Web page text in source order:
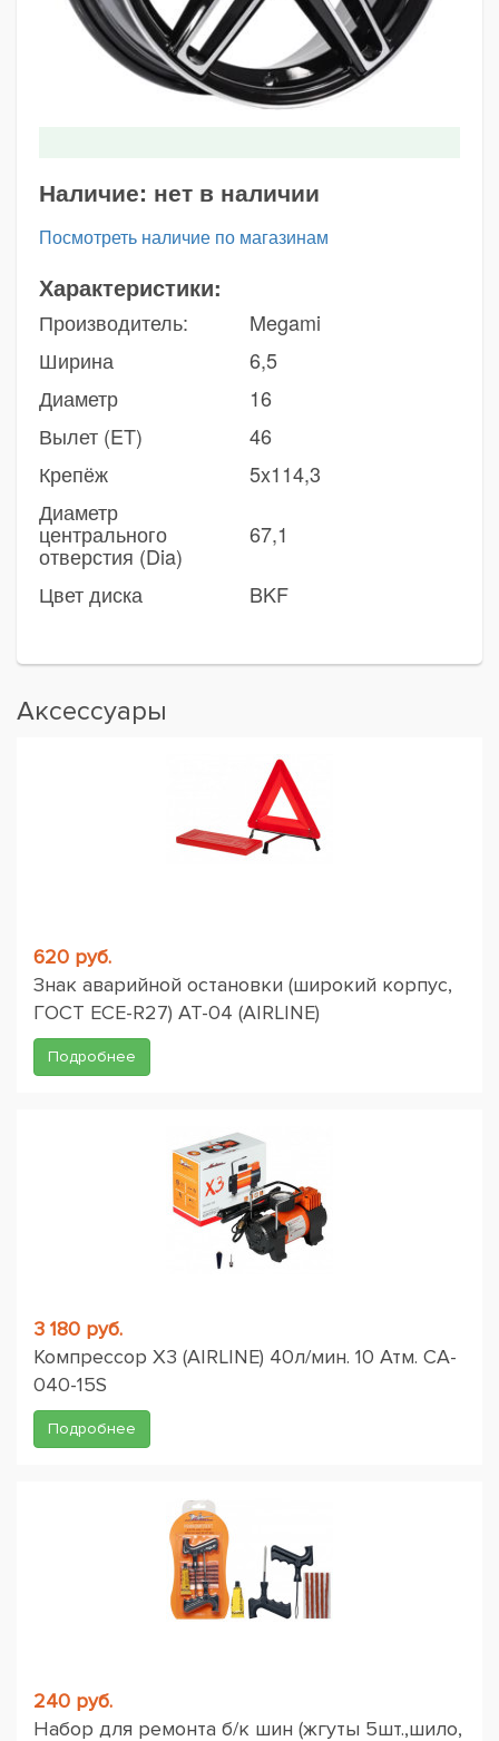
Наличие: нет в наличии
Посмотреть наличие по магазинам
Характеристики:
Производитель:
Megami
Ширина
6,5
Диаметр
16
Вылет (ET)
46
Крепёж
5x114,3
Диаметр
центрального
отверстия (Dia)
67,1
Цвет диска BKF
Аксессуары
620 руб.
Знак аварийной остановки (широкий корпус,
ГОСТ ЕСЕ-R27) AT-04 (AIRLINE)
Подробнее
3 180 руб.
Компрессор X3 (AIRLINE) 40л/мин. 10 Атм. CA-
040-15S
Подробнее
240 руб.
Набор для ремонта б/к шин (жгуты 5шт.,шило,